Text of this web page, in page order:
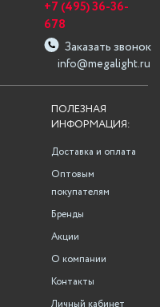
info@megalight.ru
+7 (495) 36-36-
678
Заказать звонок
ПОЛЕЗНАЯ
ИНФОРМАЦИЯ:
Доставка и оплата
Оптовым
покупателям
Бренды
Акции
О компании
Контакты